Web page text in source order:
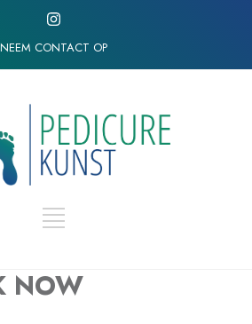
NEEM CONTACT OP
NOW